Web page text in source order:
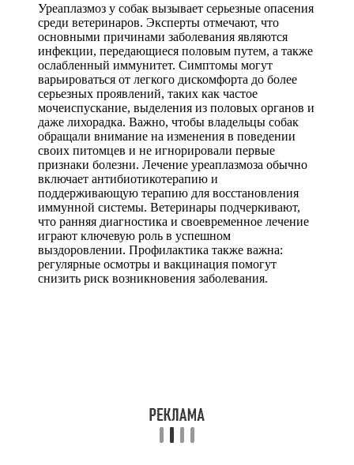
Уреаплазмоз у собак вызывает серьезные опасения
среди ветеринаров. Эксперты отмечают, что
основными причинами заболевания являются
инфекции, передающиеся половым путем, а также
ослабленный иммунитет. Симптомы могут
варьироваться от легкого дискомфорта до более
серьезных проявлений, таких как частое
мочеиспускание, выделения из половых органов и
даже лихорадка. Важно, чтобы владельцы собак
обращали внимание на изменения в поведении
своих питомцев и не игнорировали первые
признаки болезни. Лечение уреаплазмоза обычно
включает антибиотикотерапию и
поддерживающую терапию для восстановления
иммунной системы. Ветеринары подчеркивают,
что ранняя диагностика и своевременное лечение
играют ключевую роль в успешном
выздоровлении. Профилактика также важна:
регулярные осмотры и вакцинация помогут
снизить риск возникновения заболевания.